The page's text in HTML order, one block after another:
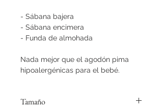
- Sábana bajera
- Sábana encimera
- Funda de almohada
Nada mejor que el agodón pima
hipoalergénicas para el bebé.
Tamaño